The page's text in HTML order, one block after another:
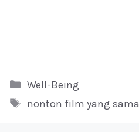
Kategori
Well-Being
Tag
nonton film yang sama